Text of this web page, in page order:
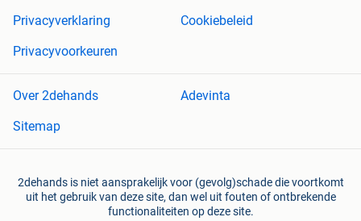
Privacyverklaring
Cookiebeleid
Privacyvoorkeuren
Over 2dehands
Adevinta
Sitemap
2dehands is niet aansprakelijk voor (gevolg)schade die voortkomt
uit het gebruik van deze site, dan wel uit fouten of ontbrekende
functionaliteiten op deze site.